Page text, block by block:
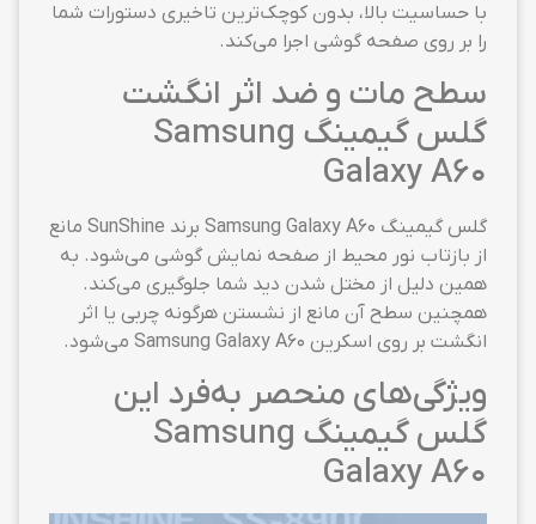
با حساسیت بالا، بدون کوچک‌ترین تاخیری دستورات شما
را بر روی صفحه گوشی اجرا می‌کند.
سطح مات و ضد اثر انگشت
گلس گیمینگ Samsung
Galaxy A60
گلس گیمینگ Samsung Galaxy A60 برند SunShine مانع
از بازتاب نور محیط از صفحه نمایش گوشی می‌شود. به
همین دلیل از مختل شدن دید شما جلوگیری می‌کند.
همچنین سطح آن مانع از نشستن هرگونه چربی یا اثر
انگشت بر روی اسکرین Samsung Galaxy A60 می‌شود.
ویژگی‌های منحصر به‌فرد این
گلس گیمینگ Samsung
Galaxy A60